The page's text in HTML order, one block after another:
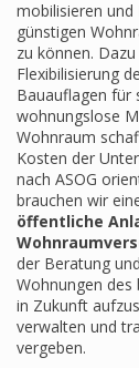
mobilisieren
günstigen
zu können.
Flexibilisierung
Bauauflagen für
wohnungslose
Wohnraum
Kosten der
nach ASOG
brauchen wir
öffentliche
der Beratung
Wohnungen des
in Zukunft
verwalten und
vergeben.